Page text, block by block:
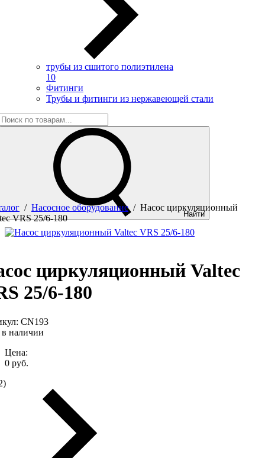
трубы из сшитого полиэтилена
10
Фитинги
Трубы и фитинги из нержавеющей стали
Найти
/ Насосное оборудование / Насос циркуляционный
VRS 25/6-180
циркуляционный Valtec
25/6-180
CN193
в наличии
Цена:
0 руб.
)